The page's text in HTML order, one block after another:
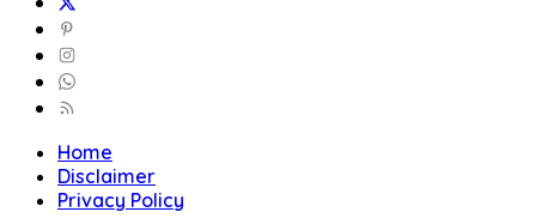
Home
Disclaimer
Privacy Policy